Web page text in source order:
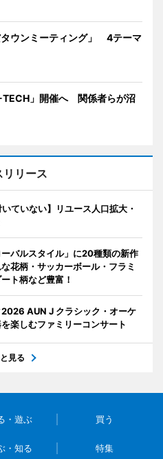
ウンミーティング」 4テーマ
TECH」開催へ 関係者らが沼
リリース
ていない】リユース人口拡大・
バルスタイル」に20種類の新作
花柄・サッカーボール・フラミ
ト柄など豊富！
AUN J クラシック・オーケ
楽しむファミリーコンサート
見る
・遊ぶ 買う
・知る 特集